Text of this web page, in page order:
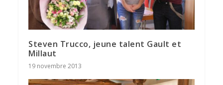
Steven Trucco, jeune talent Gault et
Millaut
19 novembre 2013